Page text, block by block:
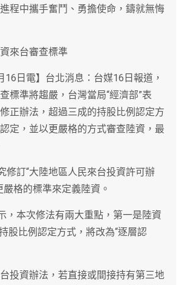
程中攜手奮鬥、勇擔使命，鑄就無悔
來台審查標準
16日電】台北消息：台媒16日報道，
標準將趨嚴，台灣當局“經濟部”表
正辦法，超過三成的持股比例認定方
定，並以更嚴格的方式審查陸資，最
修訂“大陸地區人民來台投資許可辦
嚴格的標準來定義陸資。
，本次修法有兩大重點，第一是陸資
股比例認定方式，將改為“逐層認
投資辦法，若直接或間接持有第三地